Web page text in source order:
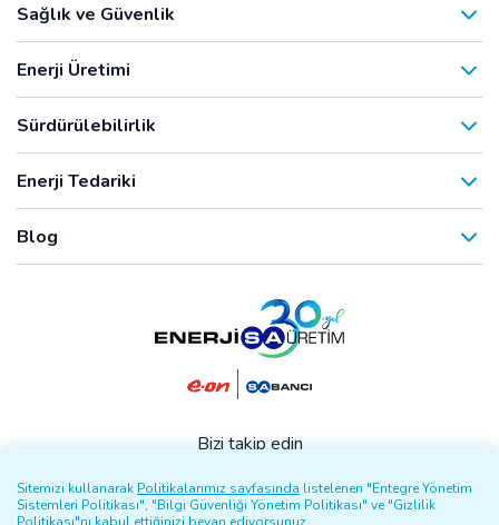
Bizi takip edin
Sağlık ve Güvenlik
Enerji Üretimi
Sürdürülebilirlik
Enerji Tedariki
Blog
Sitemizi kullanarak Politikalarımız sayfasında listelenen "Entegre Yönetim
Sistemleri Politikası", "Bilgi Güvenliği Yönetim Politikası" ve "Gizlilik